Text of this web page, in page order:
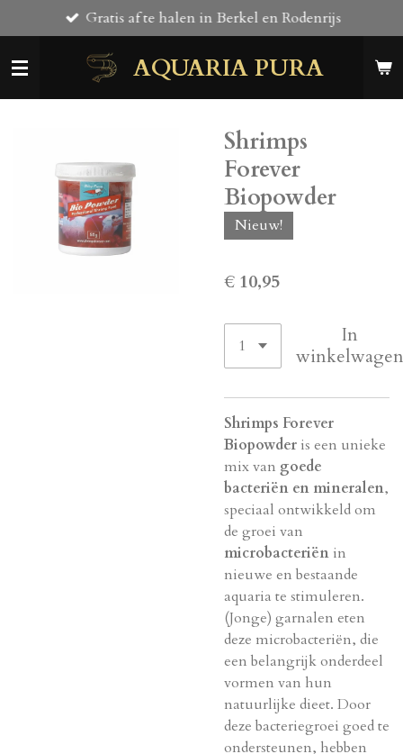
direct
naar
AQUARIA PURA
Gratis af te halen in Berkel en Rodenrijs
Shrimps
Forever
Biopowder
Nieuw!
€ 10,95
In
winkelwagen
Shrimps Forever
Biopowder is een unieke
mix van goede
bacteriën en mineralen,
speciaal ontwikkeld om
de groei van
microbacteriën in
nieuwe en bestaande
aquaria te stimuleren.
(Jonge) garnalen eten
deze microbacteriën, die
een belangrijk onderdeel
vormen van hun
natuurlijke dieet. Door
deze bacteriegroei goed te
ondersteunen, hebben